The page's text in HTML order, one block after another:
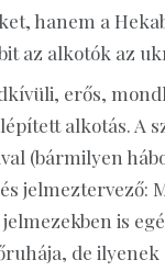
hanem a
az alkotók az
erős,
alkotás. A
(bármilyen
is
de